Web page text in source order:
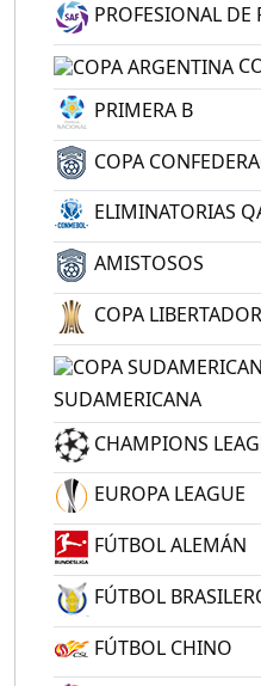
PROFESIONAL DE
PRIMERA B
COPA
ELIMINATORIAS
AMISTOSOS
COPA
SUDAMERICANA
CHAMPIONS
EUROPA LEAGUE
FÚTBOL ALEMÁN
FÚTBOL
FÚTBOL CHINO